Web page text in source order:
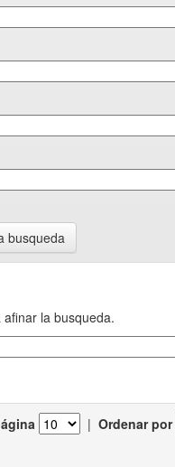
busqueda
la busqueda.
| Ordenar por